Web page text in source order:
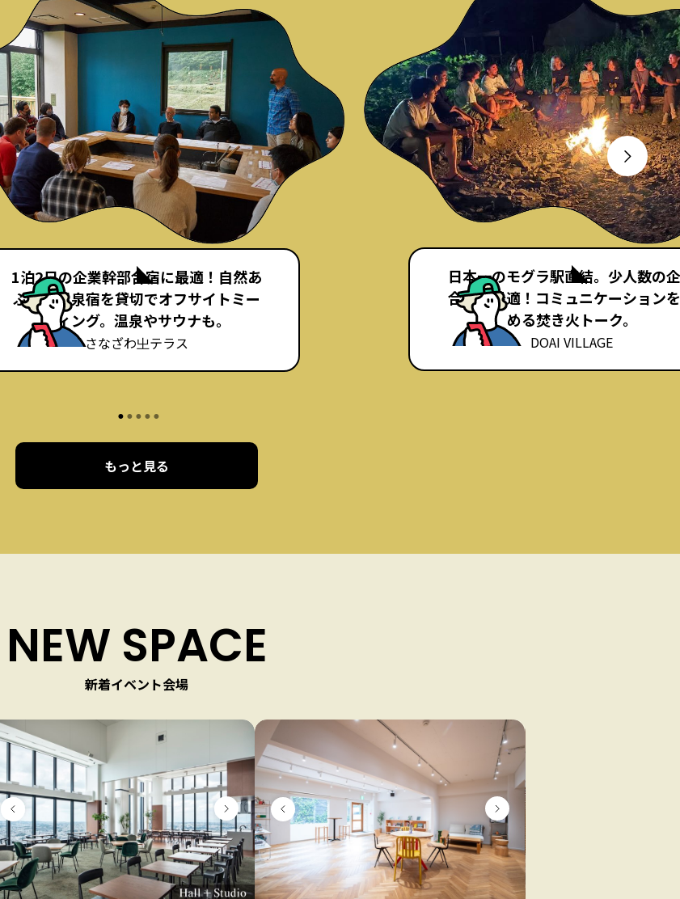
1泊2日の企業幹部合宿に最適！自然あ
ふれる温泉宿を貸切でオフサイトミー
ティング。温泉やサウナも。
さなざわ㞢テラス
日本一のモグラ駅直結。少人数の
合宿に最適！コミュニケーション
める焚き火トーク。
DOAI VILLAGE
もっと見る
NEW SPACE
新着イベント会場